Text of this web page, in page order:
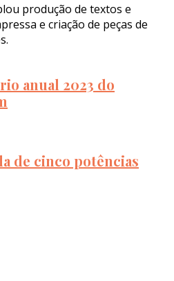
produção de textos e
e criação de peças de
anual 2023 do
de cinco potências